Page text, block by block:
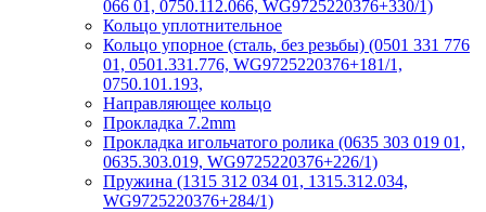
066 01, 0750.112.066, WG9725220376+330/1)
Кольцо уплотнительное
Кольцо упорное (сталь, без резьбы) (0501 331 776
01, 0501.331.776, WG9725220376+181/1,
0750.101.193,
Направляющее кольцо
Прокладка 7.2mm
Прокладка игольчатого ролика (0635 303 019 01,
0635.303.019, WG9725220376+226/1)
Пружина (1315 312 034 01, 1315.312.034,
WG9725220376+284/1)